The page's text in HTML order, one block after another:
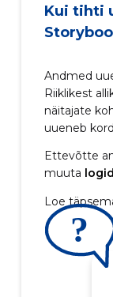
Kui tihti
Andmed
Riiklikest
näitajate
uueneb
Ettevõtte
muuta
Loe